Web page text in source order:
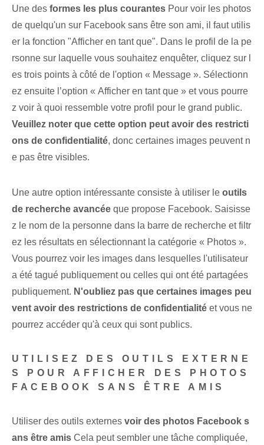
Une des formes les plus courantes Pour voir les photos
de quelqu'un sur Facebook sans être son ami, il faut utilis
er la fonction "Afficher en tant que". Dans le profil de la pe
rsonne sur laquelle vous souhaitez enquêter, cliquez sur l
es trois points à côté de l'option « Message ». Sélectionn
ez ensuite l’option « Afficher en tant que » et vous pourre
z voir à quoi ressemble votre profil pour le grand public. ‍
Veuillez noter que cette option peut avoir des restricti
ons de confidentialité, donc certaines images peuvent n
e pas être visibles.
Une autre option intéressante consiste à utiliser le outils
de recherche avancée⁣ que propose Facebook. Saisisse
z le nom de la personne dans la barre de recherche et filtr
ez les résultats en sélectionnant la catégorie « Photos ».
Vous pourrez voir les images dans lesquelles l'utilisateur
a été tagué publiquement ou celles qui ont été partagées
publiquement. N'oubliez pas que certaines images peu
vent avoir des restrictions de confidentialité et vous ne
pourrez accéder qu'à ceux qui sont publics.
UTILISEZ DES OUTILS EXTERNE
S POUR AFFICHER DES PHOTOS
FACEBOOK SANS ÊTRE AMIS
Utiliser des outils externes voir des photos Facebook s
ans être amis Cela peut sembler une tâche compliquée,